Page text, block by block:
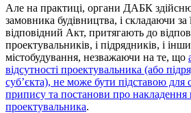
Але на практиці, органи ДАБК
замовника будівництва, і складаючи за
відповідний Акт, притягають до
проектувальників, і підрядників, і
містобудування, незважаючи на те, що
відсутності проектувальника (або
суб’єкта), не може бути підставою для
припису та постанови про
проектувальника.